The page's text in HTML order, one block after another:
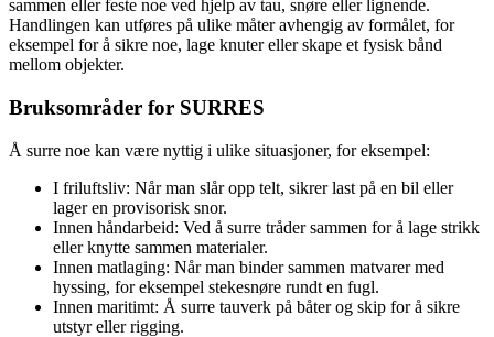
sammen eller feste noe ved hjelp av tau, snøre eller lignende.
Handlingen kan utføres på ulike måter avhengig av formålet, for
eksempel for å sikre noe, lage knuter eller skape et fysisk bånd
mellom objekter.
Bruksområder for SURRES
Å surre noe kan være nyttig i ulike situasjoner, for eksempel:
I friluftsliv: Når man slår opp telt, sikrer last på en bil eller
lager en provisorisk snor.
Innen håndarbeid: Ved å surre tråder sammen for å lage strikk
eller knytte sammen materialer.
Innen matlaging: Når man binder sammen matvarer med
hyssing, for eksempel stekesnøre rundt en fugl.
Innen maritimt: Å surre tauverk på båter og skip for å sikre
utstyr eller rigging.